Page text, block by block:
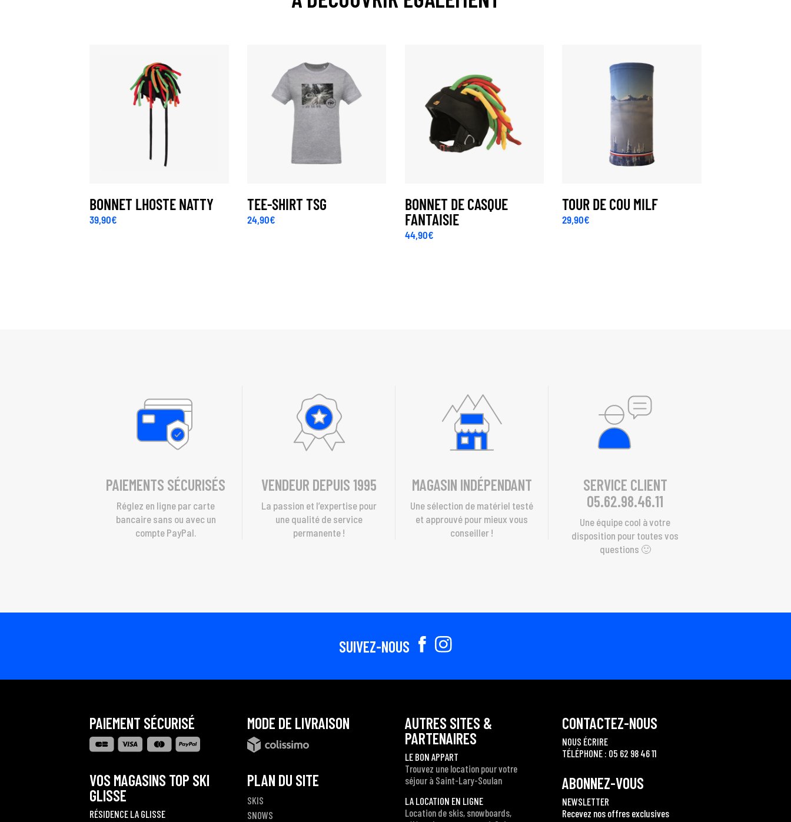
BONNET LHOSTE NATTY
39,90€
TEE-SHIRT TSG
24,90€
BONNET DE CASQUE
FANTAISIE
44,90€
TOUR DE COU MILF
29,90€
PAIEMENTS SÉCURISÉS
Réglez en ligne par carte
bancaire sans ou avec un
compte PayPal.
VENDEUR DEPUIS 1995
La passion et l’expertise pour
une qualité de service
permanente !
MAGASIN INDÉPENDANT
Une sélection de matériel testé
et approuvé pour mieux vous
conseiller !
SERVICE CLIENT
05.62.98.46.11
Une équipe cool à votre
disposition pour toutes vos
questions 🙂
SUIVEZ-NOUS
PAIEMENT SÉCURISÉ
VOS MAGASINS TOP SKI
GLISSE
RÉSIDENCE LA GLISSE
MODE DE LIVRAISON
PLAN DU SITE
SKIS
SNOWS
AUTRES SITES &
PARTENAIRES
LE BON APPART
Trouvez une location pour votre
séjour à Saint-Lary-Soulan
LA LOCATION EN LIGNE
Location de skis, snowboards,
CONTACTEZ-NOUS
NOUS ÉCRIRE
TÉLÉPHONE : 05 62 98 46 11
ABONNEZ-VOUS
NEWSLETTER
Recevez nos offres exclusives